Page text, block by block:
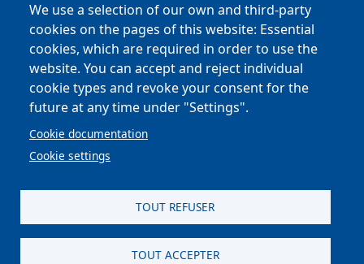
Bretagne Culture Diversité
des sites variés !
Sites
BCD
Bazhvalan
Bécédia
BED
PCI
We use a selection of our own and third-party
cookies on the pages of this website: Essential
cookies, which are required in order to use the
website. You can accept and reject individual
cookie types and revoke your consent for the
future at any time under "Settings".
Cookie documentation
Cookie settings
TOUT REFUSER
TOUT ACCEPTER
Astraga